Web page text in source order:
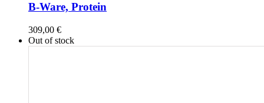
B-Ware, Protein
309,00 €
Out of stock